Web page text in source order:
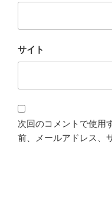
サイト
次回のコメントで使用
前、メールアドレス、